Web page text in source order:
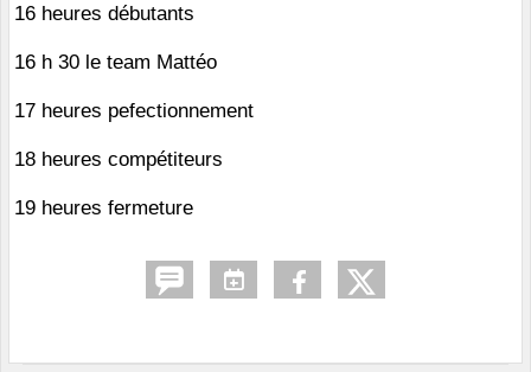
16 heures débutants
16 h 30 le team Mattéo
17 heures pefectionnement
18 heures compétiteurs
19 heures fermeture